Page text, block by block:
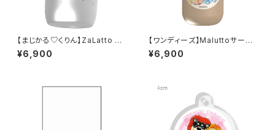
【まじかる♡くりん】ZaLatto サ
ーモタンブラー 450ml
¥6,900
【ワンディーズ】Maluttoサーモ
ステンレスボトル 400ml／ベー
ジュA
¥6,900